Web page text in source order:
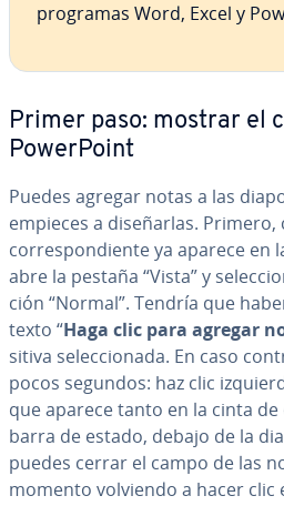
programas Word, Excel y
Primer paso: mostrar el
Po­we­r­Poi­nt
Puedes agregar notas a las
empieces a di­se­ñar­las.
co­rre­s­po­n­die­n­te ya aparece en
abre la pestaña “Vista” y
ción “Normal”. Tendría que
texto “Haga clic para agregar
si­ti­va se­le­c­cio­na­da. En caso
pocos segundos: haz clic
que aparece tanto en la cinta
barra de estado, debajo de la
puedes cerrar el campo de las
momento volviendo a hacer clic